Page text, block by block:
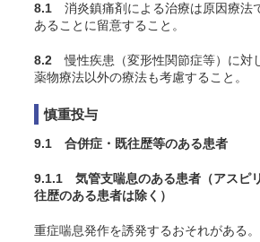
8.1 消炎鎮痛剤による治療は原因療法
あることに留意すること。
8.2 慢性疾患（変形性関節症等）に対
薬物療法以外の療法も考慮すること。
慎重投与
9.1 合併症・既往歴等のある患者
9.1.1 気管支喘息のある患者（アスピ
往歴のある患者は除く）
重症喘息発作を誘発するおそれがある。